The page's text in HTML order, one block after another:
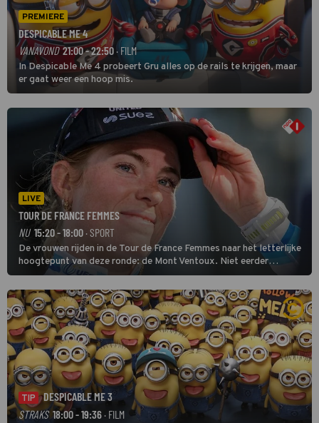
PREMIERE
DESPICABLE ME 4
VANAVOND 21:00 - 22:50 · FILM
In Despicable Me 4 probeert Gru alles op de rails te krijgen, maar
er gaat weer een hoop mis.
LIVE
TOUR DE FRANCE FEMMES
NU 15:20 - 18:00 · SPORT
De vrouwen rijden in de Tour de France Femmes naar het letterlijke
hoogtepunt van deze ronde: de Mont Ventoux. Niet eerder
finishten de vrouwen voor deze koers op deze kale col uit de
buitencategorie. De aanloop naar de slotklim is vlak.
TIP
DESPICABLE ME 3
STRAKS 18:00 - 19:36· FILM